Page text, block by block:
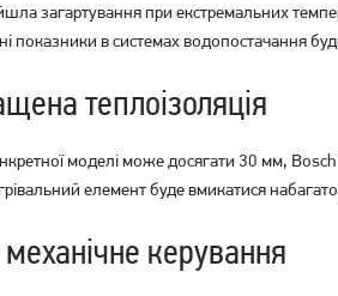
загартування при екстремальних
в системах водопостачання
теплоізоляція
моделі може досягати 30 мм,
елемент буде вмикатися
керування